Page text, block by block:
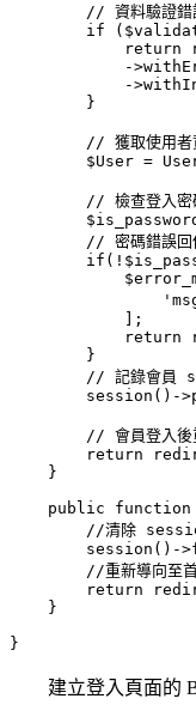
// 資料驗證錯
if
return
-
-
        }
// 獲取使用者
$User =
// 檢查登入密
// 密碼錯誤回
            ];
return
        }
// 記錄會員
session()-
// 會員登入後
return
    }
public function
//清除
session()-
//重新導向至
return
    }
建立登入頁面的